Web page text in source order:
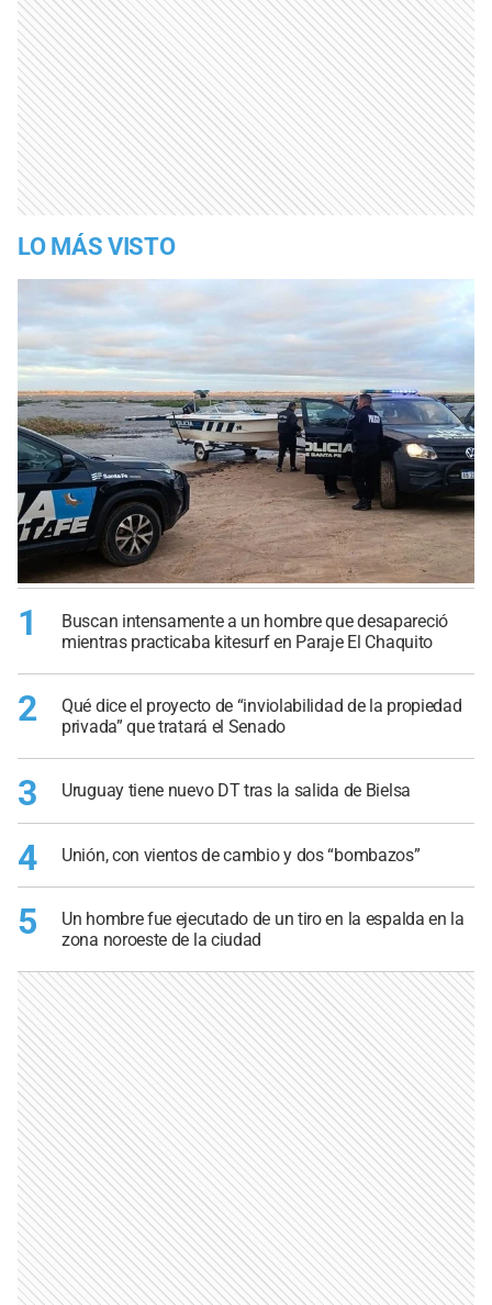
LO MÁS VISTO
1
Buscan intensamente a un hombre que desapareció
mientras practicaba kitesurf en Paraje El Chaquito
2
Qué dice el proyecto de “inviolabilidad de la propiedad
privada” que tratará el Senado
3 Uruguay tiene nuevo DT tras la salida de Bielsa
4 Unión, con vientos de cambio y dos “bombazos”
5
Un hombre fue ejecutado de un tiro en la espalda en la
zona noroeste de la ciudad